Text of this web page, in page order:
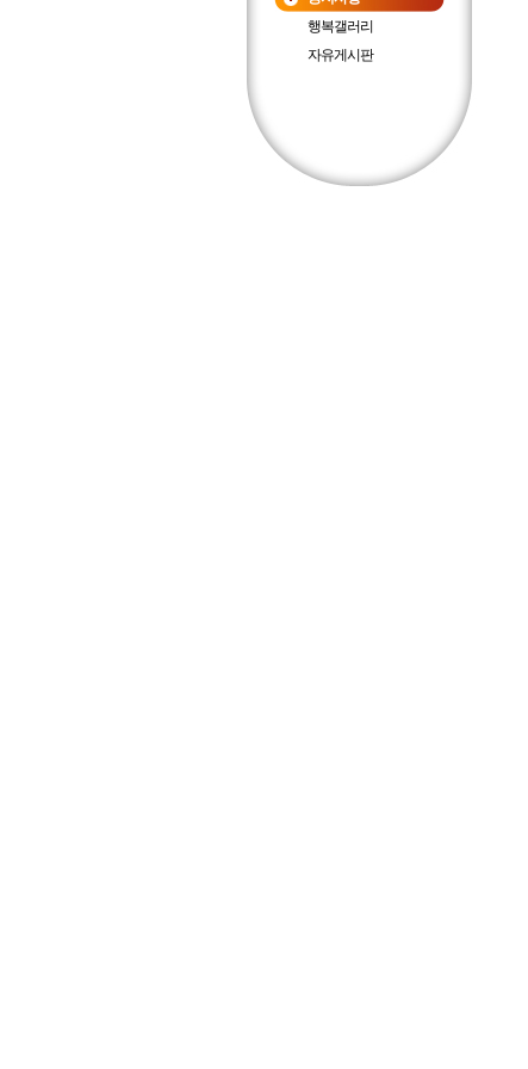
행복갤러리
자유게시판